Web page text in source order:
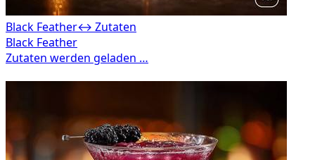
Black Feather↔ Zutaten